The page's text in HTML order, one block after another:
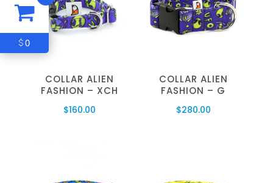
COLLAR ALIEN
FASHION – XCH
$160.00
COLLAR ALIEN
FASHION – G
$280.00
$0